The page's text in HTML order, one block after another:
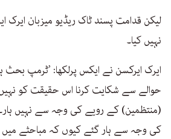
لیکن قدامت پسند ٹاک ریڈیو میزبان
نہیں کیا۔
ایرک ایرکسن نے ایکس پرلکھا: ’ٹرمپ بحث
حوالے سے شکایت کرنا اس حقیقت کو
(منتظمین) کے رویے کی وجہ سے نہیں
کی وجہ سے ہار گئے کیوں کہ مباحثے